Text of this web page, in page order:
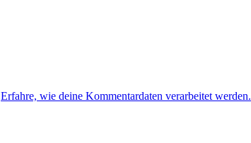
Erfahre, wie deine Kommentardaten verarbeitet werden.